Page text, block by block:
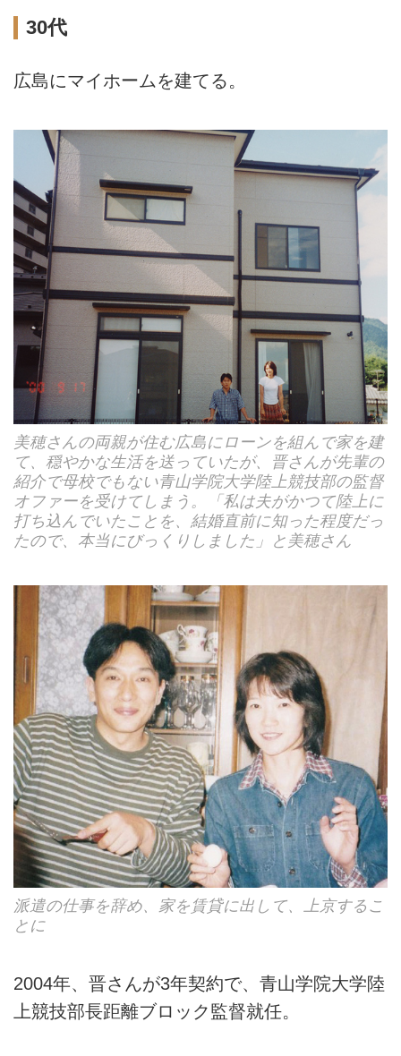
30代
広島にマイホームを建てる。
美穂さんの両親が住む広島にローンを組んで家を建
て、穏やかな生活を送っていたが、晋さんが先輩の
紹介で母校でもない青山学院大学陸上競技部の監督
オファーを受けてしまう。「私は夫がかつて陸上に
打ち込んでいたことを、結婚直前に知った程度だっ
たので、本当にびっくりしました」と美穂さん
派遣の仕事を辞め、家を賃貸に出して、上京するこ
とに
2004年、晋さんが3年契約で、青山学院大学陸
上競技部長距離ブロック監督就任。